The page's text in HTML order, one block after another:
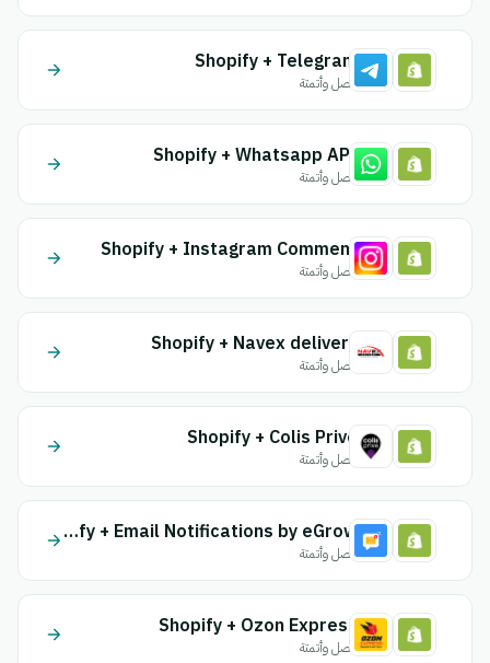
Shopify + Telegram
اتصل وأتمتة
Shopify + Whatsapp API
اتصل وأتمتة
Shopify + Instagram Comment
اتصل وأتمتة
Shopify + Navex delivery
اتصل وأتمتة
Shopify + Colis Prive
اتصل وأتمتة
Shopify + Email Notifications by eGrow
اتصل وأتمتة
Shopify + Ozon Express
اتصل وأتمتة